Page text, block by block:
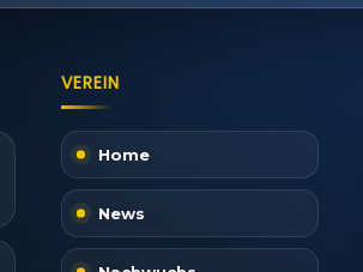
VEREIN
Home
News